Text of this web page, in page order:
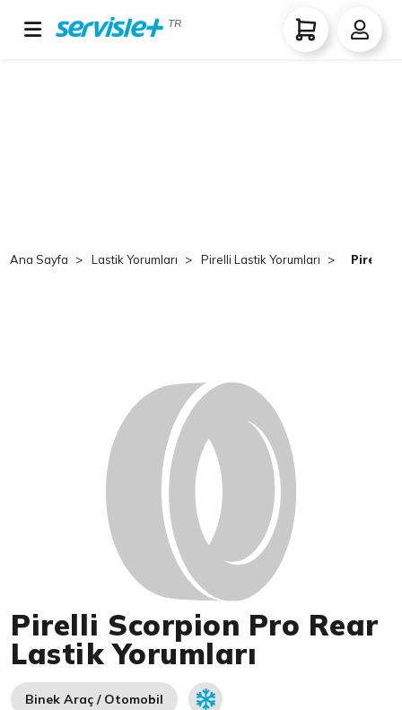
TR
Ana Sayfa Lastik Yorumları Pirelli Lastik Yorumları Pirelli
Pirelli Scorpion Pro Rear
Lastik Yorumları
Binek Araç / Otomobil